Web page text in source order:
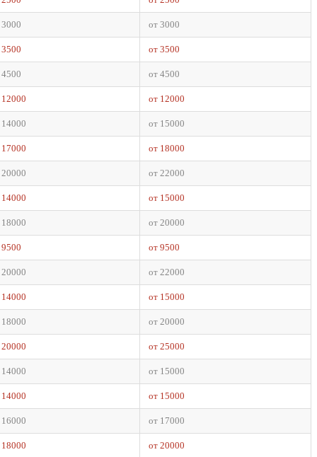
3000 от 3000
3500 от 3500
4500 от 4500
12000 от 12000
14000 от 15000
17000 от 18000
20000 от 22000
14000 от 15000
18000 от 20000
9500 от 9500
20000 от 22000
14000 от 15000
18000 от 20000
20000 от 25000
14000 от 15000
14000 от 15000
16000 от 17000
18000 от 20000